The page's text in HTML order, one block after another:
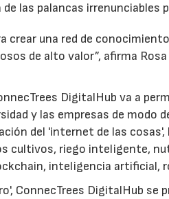
las palancas irrenunciables
crear una red de
de alto valor”, afirma Rosa
DigitalHub va a
y las empresas de modo
del 'internet de las
cultivos, riego inteligente,
inteligencia artificial,
ConnecTrees DigitalHub se